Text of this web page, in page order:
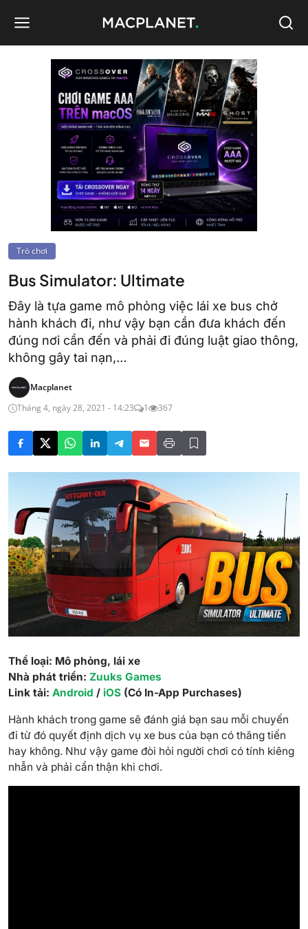
Trò chơi
Bus Simulator: Ultimate
Đây là tựa game mô phỏng việc lái xe bus chở
hành khách đi, như vậy bạn cần đưa khách đến
đúng nơi cần đến và phải đi đúng luật giao thông,
không gây tai nạn,…
Macplanet
Tháng 4, ngày 28, 2021 - 14:23
1 367
Thể loại: Mô phỏng, lái xe
Nhà phát triển: Zuuks Games
Link tải: Android / iOS (Có In-App Purchases)
Hành khách trong game sẽ đánh giá bạn sau mỗi chuyến
đi từ đó quyết định dịch vụ xe bus của bạn có thăng tiến
hay không. Như vậy game đòi hỏi người chơi có tính kiêng
nhẫn và phải cẩn thận khi chơi.